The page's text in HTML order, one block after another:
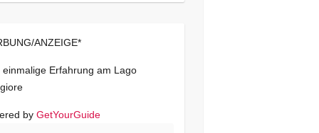
ANZEIGE*
einmalige Erfahrung am Lago
by GetYourGuide